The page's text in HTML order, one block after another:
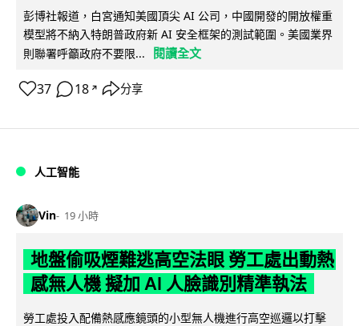
彭博社報道，白宮通知美國頂尖 AI 公司，中國開發的開放權重
模型將不納入特朗普政府新 AI 安全框架的測試範圍。美國業界
則聯署呼籲政府不要限...
閱讀全文
37 18 ↗ 分享
人工智能
Vin 19 小時
地盤偷吸煙難逃高空法眼 勞工處出動熱
感無人機 擬加 AI 人臉識別精準執法
勞工處投入配備熱感應鏡頭的小型無人機進行高空巡邏以打擊